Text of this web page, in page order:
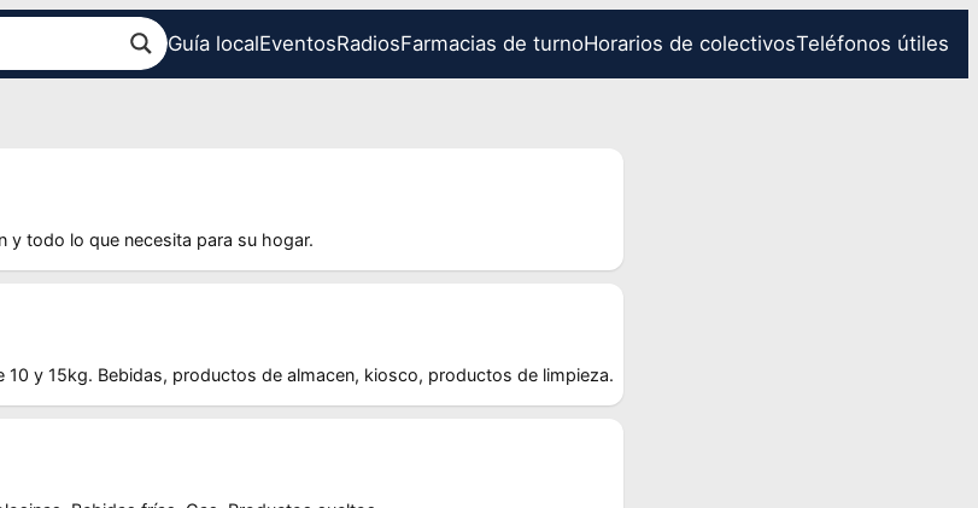
Guía localEventosRadiosFarmacias de turnoHorarios de colectivosTeléfonos útiles
y todo lo que necesita para su hogar.
y 15kg. Bebidas, productos de almacen, kiosco, productos de limpieza.